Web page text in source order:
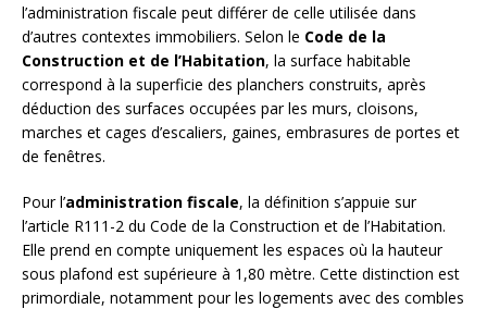
l’administration fiscale peut différer de celle utilisée dans
d’autres contextes immobiliers. Selon le Code de la
Construction et de l’Habitation, la surface habitable
correspond à la superficie des planchers construits, après
déduction des surfaces occupées par les murs, cloisons,
marches et cages d’escaliers, gaines, embrasures de portes et
de fenêtres.
Pour l’administration fiscale, la définition s’appuie sur
l’article R111-2 du Code de la Construction et de l’Habitation.
Elle prend en compte uniquement les espaces où la hauteur
sous plafond est supérieure à 1,80 mètre. Cette distinction est
primordiale, notamment pour les logements avec des combles